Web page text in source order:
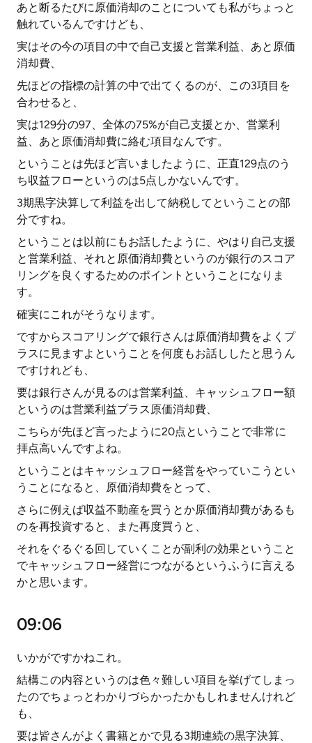
あと断るたびに原価消却のことについても私がちょっと
触れているんですけども、
実はその今の項目の中で自己支援と営業利益、あと原価
消却費、
先ほどの指標の計算の中で出てくるのが、この3項目を
合わせると、
実は129分の97、全体の75%が自己支援とか、営業利
益、あと原価消却費に絡む項目なんです。
ということは先ほど言いましたように、正直129点のう
ち収益フローというのは5点しかないんです。
3期黒字決算して利益を出して納税してということの部
分ですね。
ということは以前にもお話したように、やはり自己支援
と営業利益、それと原価消却費というのが銀行のスコア
リングを良くするためのポイントということになりま
す。
確実にこれがそうなります。
ですからスコアリングで銀行さんは原価消却費をよくプ
ラスに見ますよということを何度もお話ししたと思うん
ですけれども、
要は銀行さんが見るのは営業利益、キャッシュフロー額
というのは営業利益プラス原価消却費、
こちらが先ほど言ったように20点ということで非常に
拝点高いんですよね。
ということはキャッシュフロー経営をやっていこうとい
うことになると、原価消却費をとって、
さらに例えば収益不動産を買うとか原価消却費があるも
のを再投資すると、また再度買うと、
それをぐるぐる回していくことが副利の効果ということ
でキャッシュフロー経営につながるというふうに言える
かと思います。
09:06
いかがですかねこれ。
結構この内容というのは色々難しい項目を挙げてしまっ
たのでちょっとわかりづらかったかもしれませんけれど
も、
要は皆さんがよく書籍とかで見る3期連続の黒字決算、